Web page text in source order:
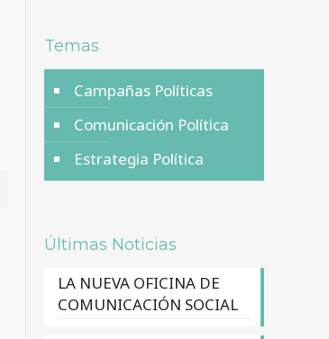
Temas
Campañas Políticas
Comunicación Política
Estrategia Política
Últimas Noticias
LA NUEVA OFICINA DE
COMUNICACIÓN SOCIAL